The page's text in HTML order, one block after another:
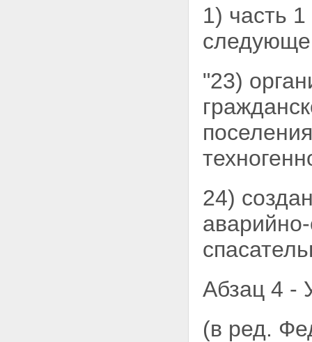
1) часть 1
"23)
24)
Абзац 4 -
(в ред.